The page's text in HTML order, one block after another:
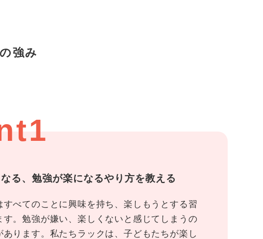
強み
る、勉強が楽になるやり方を教える
すべてのことに興味を持ち、楽しもうとする習
す。勉強が嫌い、楽しくないと感じてしまうの
あります。私たちラックは、子どもたちが楽し